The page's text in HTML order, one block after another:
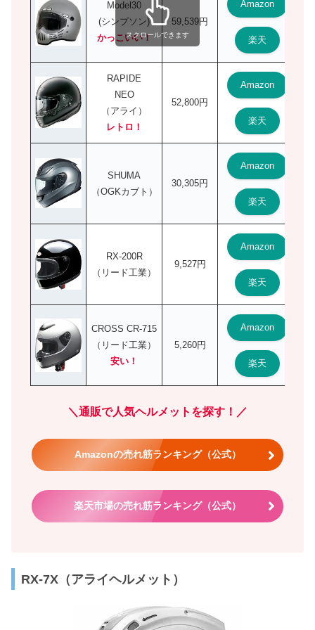
Model30
(シンプソン)
かっこいい！
59,539円
Amazon
楽天
RAPIDE
NEO
（アライ）
レトロ！
52,800円
Amazon
楽天
SHUMA
（OGKカブト）
30,305円
Amazon
楽天
RX-200R
（リード工業）
9,527円
Amazon
楽天
CROSS CR-715
（リード工業）
安い！
5,260円
Amazon
楽天
スクロールできます
＼通販で人気ヘルメットを探す！／
Amazonの売れ筋ランキング（公式）
楽天市場の売れ筋ランキング（公式）
RX-7X（アライヘルメット）